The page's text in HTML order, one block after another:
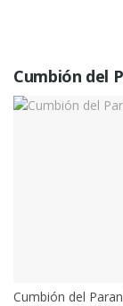
Cumbión del
Cumbión del